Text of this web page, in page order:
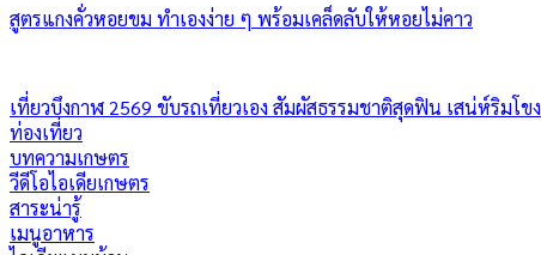
สูตรแกงคั่วหอยขม ทำเองง่าย ๆ พร้อมเคล็ดลับให้หอยไม่คาว
เที่ยวบึงกาฬ 2569 ขับรถเที่ยวเอง สัมผัสธรรมชาติสุดฟิน เสน่ห์ริมโขง
ท่องเที่ยว
บทความเกษตร
วีดีโอไอเดียเกษตร
สาระน่ารู้
เมนูอาหาร